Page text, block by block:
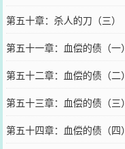
第五十章：杀人的刀（三）
第五十一章：血偿的债（一）
第五十二章：血偿的债（二）
第五十三章：血偿的债（三）
第五十四章：血偿的债（四）